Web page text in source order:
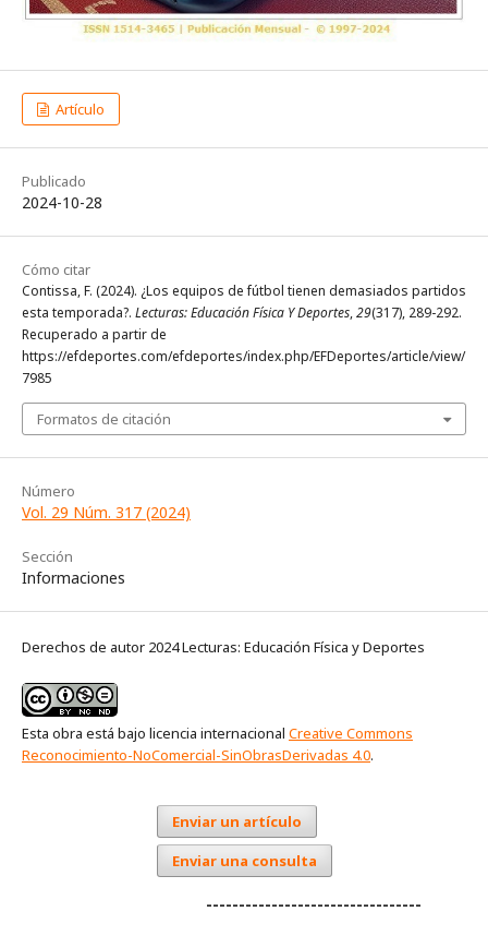
Artículo
Publicado
2024-10-28
Cómo citar
Contissa, F. (2024). ¿Los equipos de fútbol tienen demasiados partidos
esta temporada?. Lecturas: Educación Física Y Deportes,29(317), 289-292.
Recuperado a partir de
https://efdeportes.com/efdeportes/index.php/EFDeportes/article/view/
7985
Formatos de citación
Número
Vol. 29 Núm. 317 (2024)
Sección
Informaciones
Derechos de autor 2024 Lecturas: Educación Física y Deportes
Esta obra está bajo licencia internacional Creative Commons
Reconocimiento-NoComercial-SinObrasDerivadas 4.0.
Enviar un artículo
Enviar una consulta
---------------------------------